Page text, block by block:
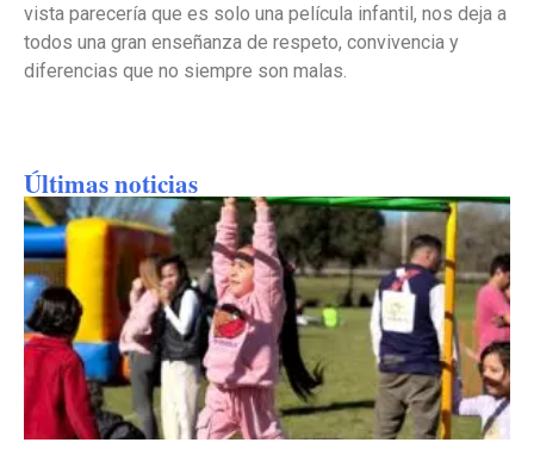
vista parecería que es solo una película infantil, nos deja a
todos una gran enseñanza de respeto, convivencia y
diferencias que no siempre son malas.
Últimas noticias